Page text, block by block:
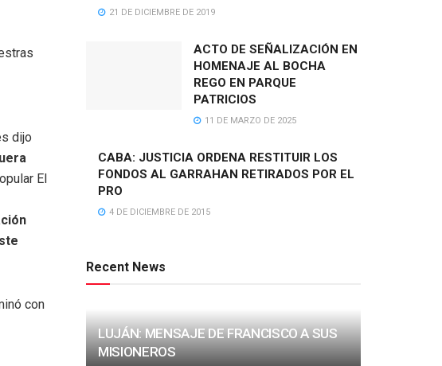
dijo
El
con
21 DE DICIEMBRE DE 2019
ACTO DE SEÑALIZACIÓN EN
HOMENAJE AL BOCHA
REGO EN PARQUE
PATRICIOS
11 DE MARZO DE 2025
CABA: JUSTICIA ORDENA RESTITUIR LOS
FONDOS AL GARRAHAN RETIRADOS POR EL
PRO
4 DE DICIEMBRE DE 2015
Recent News
LUJÁN: MENSAJE DE FRANCISCO A SUS
MISIONEROS